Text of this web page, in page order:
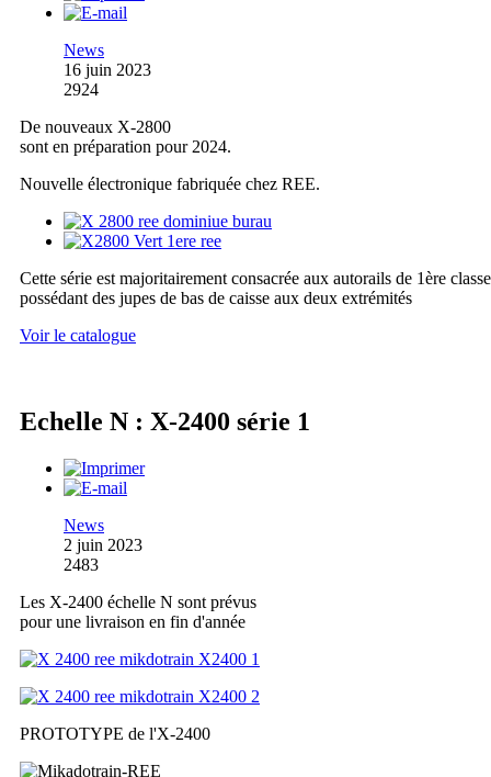
News
16 juin 2023
2924
De nouveaux X-2800
sont en préparation pour 2024.
Nouvelle électronique fabriquée chez REE.
Cette série est majoritairement consacrée aux autorails de 1ère classe
possédant des jupes de bas de caisse aux deux extrémités
Voir le catalogue
Echelle N : X-2400 série 1
News
2 juin 2023
2483
Les X-2400 échelle N sont prévus
pour une livraison en fin d'année
PROTOTYPE de l'X-2400